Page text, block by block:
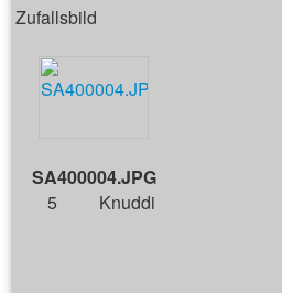
Zufallsbild
SA400004.JPG
5
Knuddi